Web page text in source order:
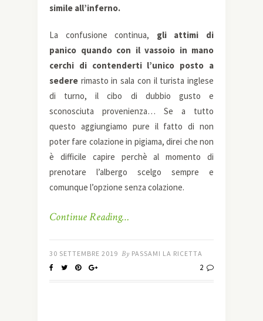
simile all’inferno.
La confusione continua, gli attimi di
panico quando con il vassoio in mano
cerchi di contenderti l’unico posto a
sedere rimasto in sala con il turista inglese
di turno, il cibo di dubbio gusto e
sconosciuta provenienza… Se a tutto
questo aggiungiamo pure il fatto di non
poter fare colazione in pigiama, direi che non
è difficile capire perchè al momento di
prenotare l’albergo scelgo sempre e
comunque l’opzione senza colazione.
Continue Reading…
30 SETTEMBRE 2019 By PASSAMI LA RICETTA
2